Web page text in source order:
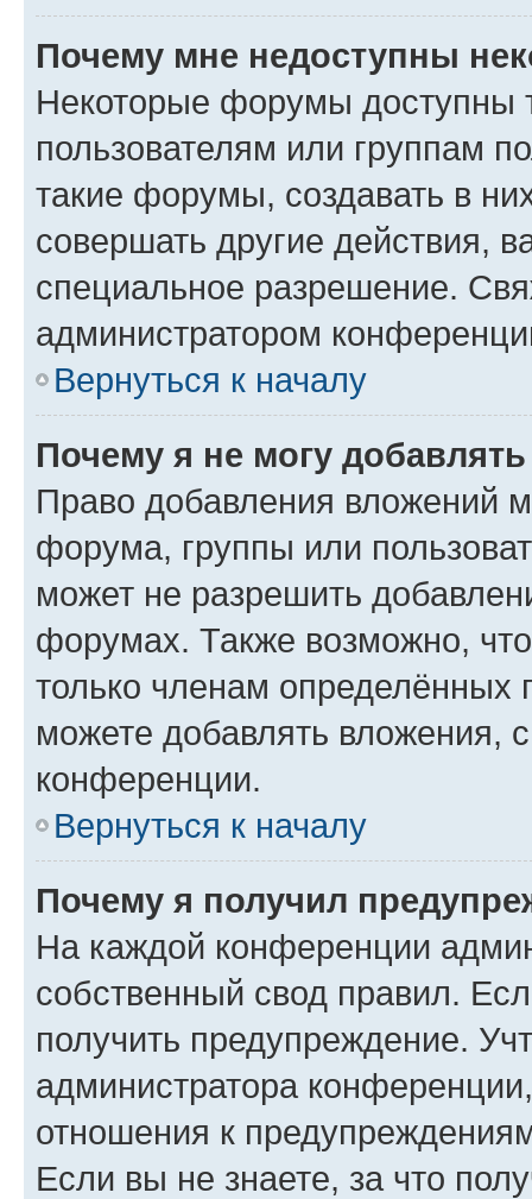
Почему мне недоступны
Некоторые форумы доступны
пользователям или группам
такие форумы, создавать в
совершать другие действия,
специальное разрешение.
администратором
Вернуться к началу
Почему я не могу
Право добавления вложений
форума, группы или
может не разрешить
форумах. Также возможно,
только членам определённых
можете добавлять вложения,
конференции.
Вернуться к началу
Почему я получил
На каждой конференции
собственный свод правил.
получить предупреждение.
администратора
отношения к
Если вы не знаете, за что